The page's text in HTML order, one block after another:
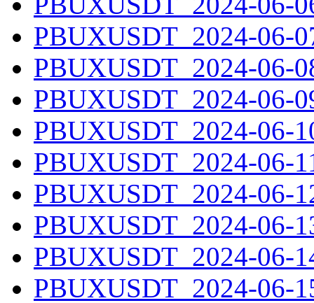
PBUXUSDT_2024-06-
PBUXUSDT_2024-06-
PBUXUSDT_2024-06-
PBUXUSDT_2024-06-
PBUXUSDT_2024-06-
PBUXUSDT_2024-06-
PBUXUSDT_2024-06-
PBUXUSDT_2024-06-
PBUXUSDT_2024-06-